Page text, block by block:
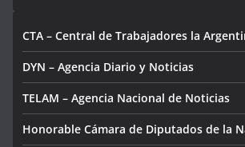
CTA – Central de Trabajadores la
DYN – Agencia Diario y Noticias
TELAM – Agencia Nacional de Noticias
Honorable Cámara de Diputados de la